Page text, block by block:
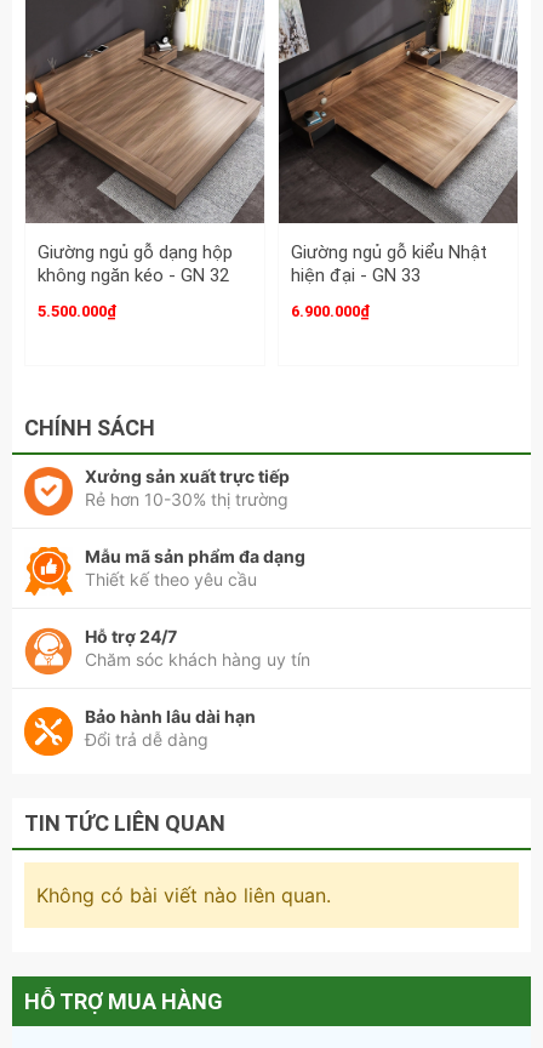
Vì sao bạn nên chọn
Giá sản phẩm cạnh tranh với những nơi khác
Chất lượng sản phẩm đảm bảo
Cung cấp trọn gói nội thất văn phòng, gia đình
Đội nhân viên tư vấn và lắp đặt chuyên nghiệp
Nhận đặt hàng theo kích thước và số lượng của khách
Thông tin : Nội thất Thiên Phú
Giường ngủ gỗ dạng hộp
không ngăn kéo - GN 32
5.500.000₫
Giường ngủ gỗ kiểu Nhật
hiện đại - GN 33
6.900.000₫
CHÍNH SÁCH
Xưởng sản xuất trực tiếp
Rẻ hơn 10-30% thị trường
Mẫu mã sản phẩm đa dạng
Thiết kế theo yêu cầu
Hỗ trợ 24/7
Chăm sóc khách hàng uy tín
Bảo hành lâu dài hạn
Đổi trả dễ dàng
TIN TỨC LIÊN QUAN
Không có bài viết nào liên quan.
HỖ TRỢ MUA HÀNG